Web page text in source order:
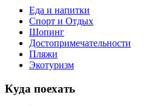
Еда и напитки
Спорт и Отдых
Шопинг
Достопримечательности
Пляжи
Экотуризм
Куда поехать